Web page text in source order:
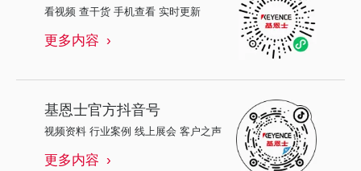
看视频 查干货 手机查看 实时更新
更多内容
基恩士官方抖音号
视频资料 行业案例 线上展会 客户之声
更多内容